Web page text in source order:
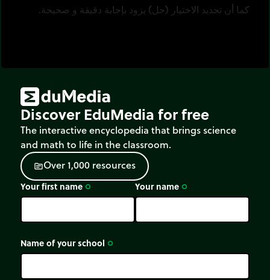
كما أن تحديد الاختيار (حل) يزود بإجابة دقيقة و صحيحة.
على زر (حل) للتأكد من النتيجة.
Discover EduMedia for free
The interactive encyclopedia that brings science
and math to life in the classroom.
sourceOver1,000 resources
Your first name trip_origin Your name trip_origin
Name of your school trip_origin